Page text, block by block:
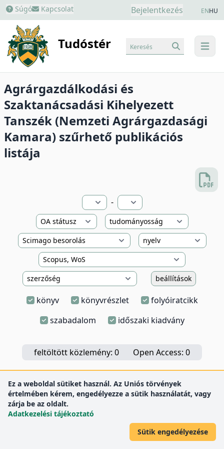
Súgó Kapcsolat Bejelentkezés ENHU
Tudóstér menu
Keresés
Agrárgazdálkodási és
Szaktanácsadási Kihelyezett
Tanszék (Nemzeti Agrárgazdasági
Kamara) szűrhető publikációs
listája
-
beállítások
könyv könyvrészlet
folyóiratcikk
szabadalom
időszaki kiadvány
feltöltött közlemény: 0 Open Access: 0
© 2012 Debreceni Egyetem
Ez a weboldal sütiket használ. Az Uniós törvények
értelmében kérem, engedélyezze a sütik használatát, vagy
zárja be az oldalt.
Adatkezelési tájékoztató
Sütik engedélyezése